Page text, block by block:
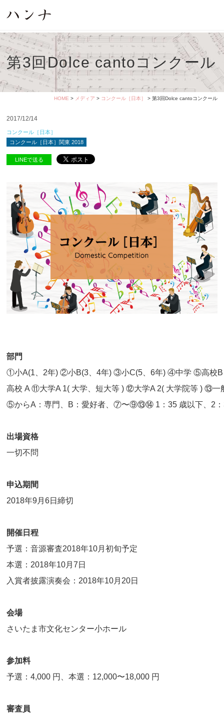
第3回Dolce cantoコンクール
HOME > メディア > コンクール［日本］ > 第3回Dolce cantoコンクール
2017/12/14
コンクール［日本］
コンクール［日本］関東 2018
LINEで送る
部門
①小A(1、2年) ②小B(3、4年) ③小C(5、6年) ④中学 ⑤高
高校 A ⑪大学A 1( 大学、短大等 ) ⑫大学A 2( 大学院等 ) ⑬
⑤からA：専門、B：愛好者、⑦〜⑨⑬⑭ 1：35 歳以下、2：
出場資格
一切不問
申込期間
2018年9月6日締切
開催日程
予選：音源審査2018年10月初旬予定
本選：2018年10月7日
入賞者披露演奏会：2018年10月20日
会場
さいたま市文化センター小ホール
参加料
予選：4,000 円、本選：12,000〜18,000 円
審査員